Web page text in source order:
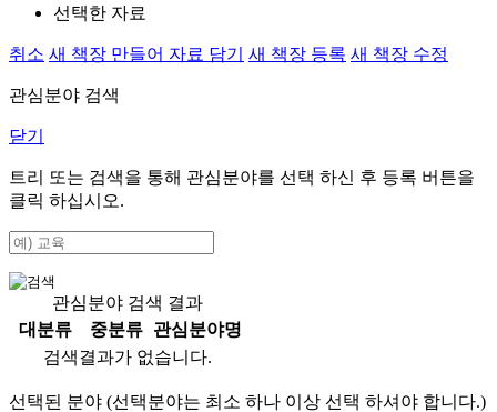
선택한 자료
취소 새 책장 만들어 자료 담기 새 책장 등록 새 책장 수정
관심분야 검색
닫기
트리 또는 검색을 통해 관심분야를 선택 하신 후 등록 버튼을
클릭 하십시오.
관심분야 검색 결과
대분류
중분류
관심분야명
검색결과가 없습니다.
선택된 분야 (선택분야는 최소 하나 이상 선택 하셔야 합니다.)